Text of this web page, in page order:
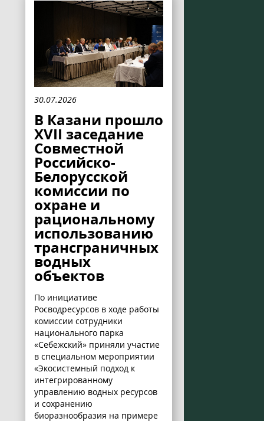
30.07.2026
В Казани прошло
XVII заседание
Совместной
Российско-
Белорусской
комиссии по
охране и
рациональному
использованию
трансграничных
водных
объектов
По инициативе
Росводресурсов в ходе работы
комиссии сотрудники
национального парка
«Себежский» приняли участие
в специальном мероприятии
«Экосистемный подход к
интегрированному
управлению водных ресурсов
и сохранению
биоразнообразия на примере